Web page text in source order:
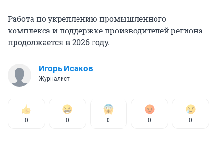
Работа по укреплению промышленного
комплекса и поддержке производителей региона
продолжается в 2026 году.
Игорь Исаков
Журналист
0 0 0 0 0